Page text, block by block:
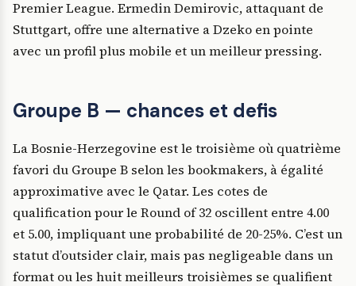
Premier League. Ermedin Demirovic, attaquant de
Stuttgart, offre une alternative a Dzeko en pointe
avec un profil plus mobile et un meilleur pressing.
Groupe B — chances et defis
La Bosnie-Herzegovine est le troisième où quatrième
favori du Groupe B selon les bookmakers, à égalité
approximative avec le Qatar. Les cotes de
qualification pour le Round of 32 oscillent entre 4.00
et 5.00, impliquant une probabilité de 20-25%. C’est un
statut d’outsider clair, mais pas negligeable dans un
format ou les huit meilleurs troisièmes se qualifient